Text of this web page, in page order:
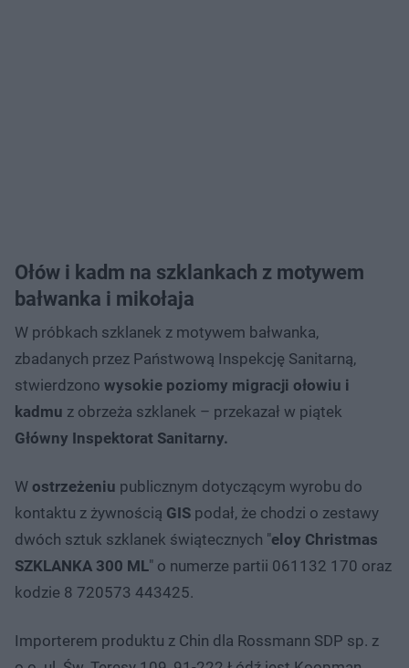
Ołów i kadm na szklankach z motywem
bałwanka i mikołaja
W próbkach szklanek z motywem bałwanka,
zbadanych przez Państwową Inspekcję Sanitarną,
stwierdzono wysokie poziomy migracji ołowiu i
kadmu z obrzeża szklanek – przekazał w piątek
Główny Inspektorat Sanitarny.
W ostrzeżeniu publicznym dotyczącym wyrobu do
kontaktu z żywnością GIS podał, że chodzi o zestawy
dwóch sztuk szklanek świątecznych "eloy Christmas
SZKLANKA 300 ML" o numerze partii 061132 170 oraz
kodzie 8 720573 443425.
Importerem produktu z Chin dla Rossmann SDP sp. z